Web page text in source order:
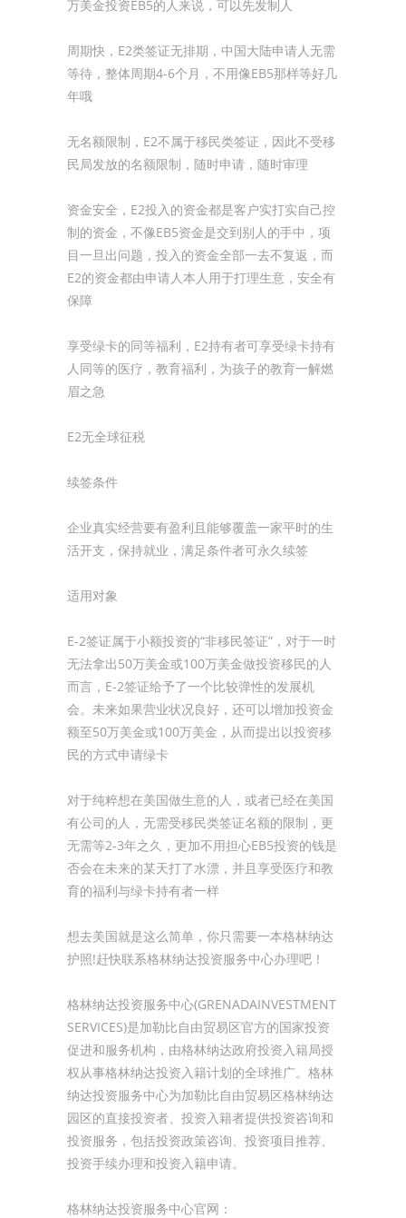
万美金投资EB5的人来说，可以先发制人
周期快，E2类签证无排期，中国大陆申请人无需
等待，整体周期4-6个月，不用像EB5那样等好几
年哦
无名额限制，E2不属于移民类签证，因此不受移
民局发放的名额限制，随时申请，随时审理
资金安全，E2投入的资金都是客户实打实自己控
制的资金，不像EB5资金是交到别人的手中，项
目一旦出问题，投入的资金全部一去不复返，而
E2的资金都由申请人本人用于打理生意，安全有
保障
享受绿卡的同等福利，E2持有者可享受绿卡持有
人同等的医疗，教育福利，为孩子的教育一解燃
眉之急
E2无全球征税
续签条件
企业真实经营要有盈利且能够覆盖一家平时的生
活开支，保持就业，满足条件者可永久续签
适用对象
E-2签证属于小额投资的“非移民签证”，对于一时
无法拿出50万美金或100万美金做投资移民的人
而言，E-2签证给予了一个比较弹性的发展机
会。未来如果营业状况良好，还可以增加投资金
额至50万美金或100万美金，从而提出以投资移
民的方式申请绿卡
对于纯粹想在美国做生意的人，或者已经在美国
有公司的人，无需受移民类签证名额的限制，更
无需等2-3年之久，更加不用担心EB5投资的钱是
否会在未来的某天打了水漂，并且享受医疗和教
育的福利与绿卡持有者一样
想去美国就是这么简单，你只需要一本格林纳达
护照!赶快联系格林纳达投资服务中心办理吧！
格林纳达投资服务中心(GRENADAINVESTMENT
SERVICES)是加勒比自由贸易区官方的国家投资
促进和服务机构，由格林纳达政府投资入籍局授
权从事格林纳达投资入籍计划的全球推广。格林
纳达投资服务中心为加勒比自由贸易区格林纳达
园区的直接投资者、投资入籍者提供投资咨询和
投资服务，包括投资政策咨询、投资项目推荐、
投资手续办理和投资入籍申请。
格林纳达投资服务中心官网：